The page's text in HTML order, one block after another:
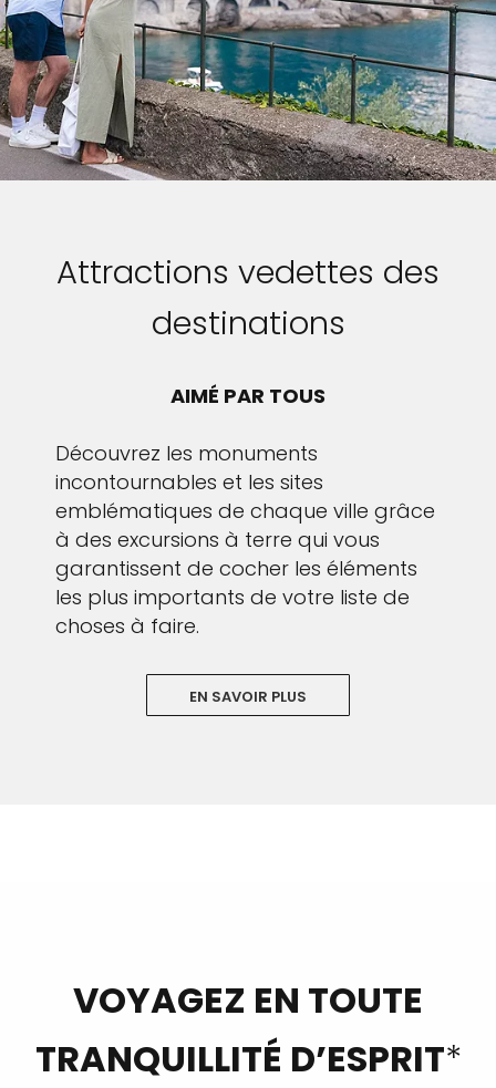
Attractions vedettes des
destinations
AIMÉ PAR TOUS
Découvrez les monuments
incontournables et les sites
emblématiques de chaque ville grâce
à des excursions à terre qui vous
garantissent de cocher les éléments
les plus importants de votre liste de
choses à faire.
EN SAVOIR PLUS
VOYAGEZ EN TOUTE
TRANQUILLITÉ D’ESPRIT*